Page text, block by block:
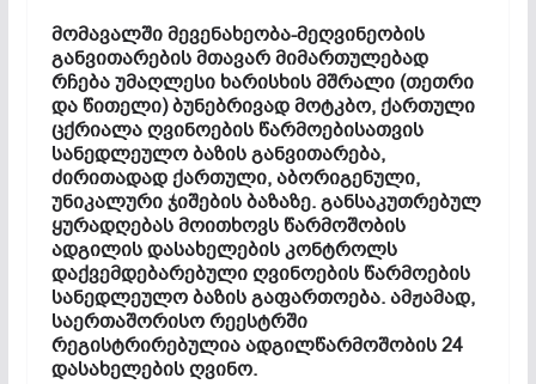
მომავალში მევენახეობა-მეღვინეობის
განვითარების მთავარ მიმართულებად
რჩება უმაღლესი ხარისხის მშრალი (თეთრი
და წითელი) ბუნებრივად მოტკბო, ქართული
ცქრიალა ღვინოების წარმოებისათვის
სანედლეულო ბაზის განვითარება,
ძირითადად ქართული, აბორიგენული,
უნიკალური ჯიშების ბაზაზე. განსაკუთრებულ
ყურადღებას მოითხოვს წარმოშობის
ადგილის დასახელების კონტროლს
დაქვემდებარებული ღვინოების წარმოების
სანედლეულო ბაზის გაფართოება. ამჟამად,
საერთაშორისო რეესტრში
რეგისტრირებულია ადგილწარმოშობის 24
დასახელების ღვინო.